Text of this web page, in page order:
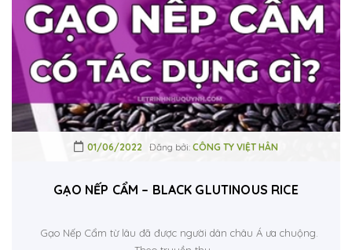
01/06/2022 Đăng bởi: CÔNG TY VIỆT HÂN
GẠO NẾP CẨM – BLACK GLUTINOUS RICE
Gạo Nếp Cẩm từ lâu đã được người dân châu Á ưa chuộng.